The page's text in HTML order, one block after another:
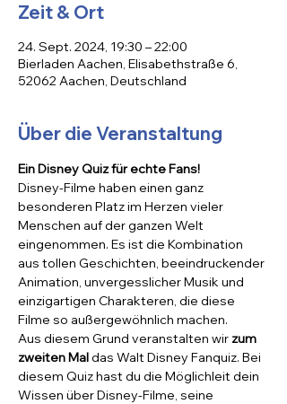
Zeit & Ort
24. Sept. 2024, 19:30 – 22:00
Bierladen Aachen, Elisabethstraße 6,
52062 Aachen, Deutschland
Über die Veranstaltung
Ein Disney Quiz für echte Fans!
Disney-Filme haben einen ganz
besonderen Platz im Herzen vieler
Menschen auf der ganzen Welt
eingenommen. Es ist die Kombination
aus tollen Geschichten, beeindruckender
Animation, unvergesslicher Musik und
einzigartigen Charakteren, die diese
Filme so außergewöhnlich machen.
Aus diesem Grund veranstalten wir zum
zweiten Mal das Walt Disney Fanquiz. Bei
diesem Quiz hast du die Möglichleit dein
Wissen über Disney-Filme, seine